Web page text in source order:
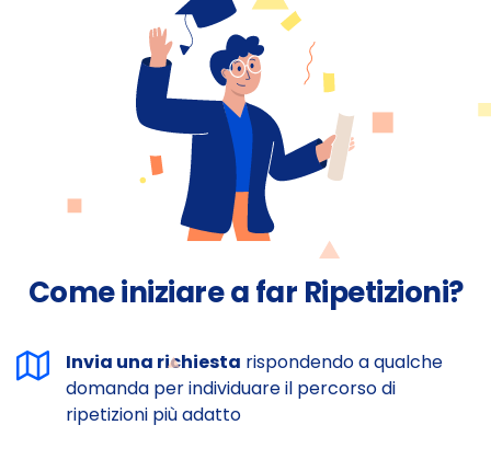
Come iniziare a far Ripetizioni?
Invia una richiesta rispondendo a qualche
domanda per individuare il percorso di
ripetizioni più adatto